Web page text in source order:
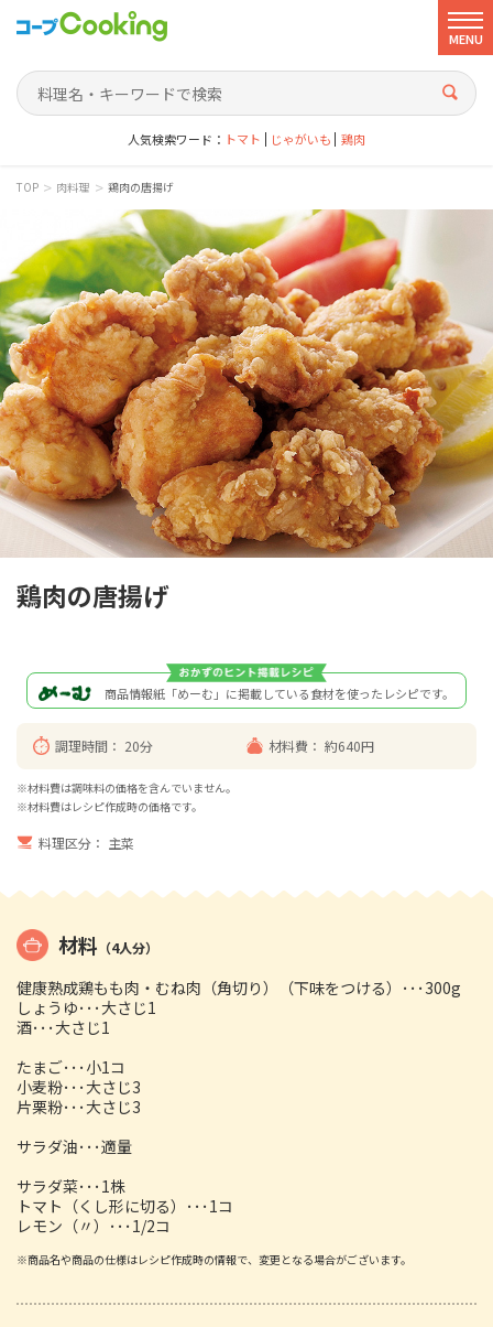
MENU
人気検索ワード： トマト じゃがいも 鶏肉
TOP > 肉料理 > 鶏肉の唐揚げ
鶏肉の唐揚げ
商品情報紙「めーむ」に掲載している食材を使ったレシピです。
調理時間： 20分 材料費： 約640円
※材料費は調味料の価格を含んでいません。
※材料費はレシピ作成時の価格です。
料理区分： 主菜
材料 （4人分）
健康熟成鶏もも肉・むね肉（角切り）（下味をつける）･･･300g
しょうゆ･･･大さじ1
酒･･･大さじ1
たまご･･･小1コ
小麦粉･･･大さじ3
片栗粉･･･大さじ3
サラダ油･･･適量
サラダ菜･･･1株
トマト（くし形に切る）･･･1コ
レモン（〃）･･･1/2コ
※商品名や商品の仕様はレシピ作成時の情報で、変更となる場合がございます。